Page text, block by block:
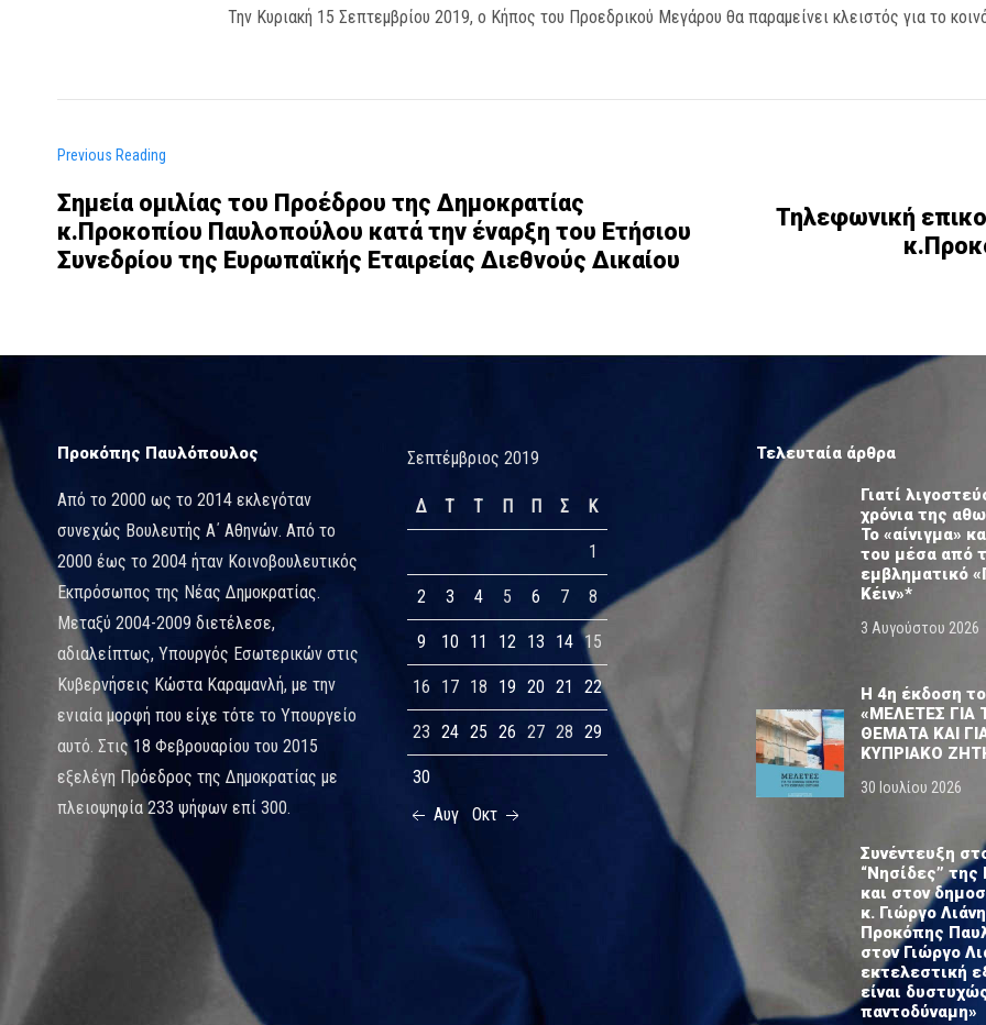
Την Κυριακή 15 Σεπτεμβρίου 2019, ο Κήπος του Προεδρικού Μεγάρου θα παραμείνει κλειστός για το
Previous Reading
Σημεία ομιλίας του Προέδρου της Δημοκρατίας
κ.Προκοπίου Παυλοπούλου κατά την έναρξη του Ετήσιου
Συνεδρίου της Ευρωπαϊκής Εταιρείας Διεθνούς Δικαίου
Τηλεφωνική
Προκόπης Παυλόπουλος
Από το 2000 ως το 2014 εκλεγόταν
συνεχώς Βουλευτής Α΄ Αθηνών. Από το
2000 έως το 2004 ήταν Κοινοβουλευτικός
Εκπρόσωπος της Νέας Δημοκρατίας.
Μεταξύ 2004-2009 διετέλεσε,
αδιαλείπτως, Υπουργός Εσωτερικών στις
Κυβερνήσεις Κώστα Καραμανλή, με την
ενιαία μορφή που είχε τότε το Υπουργείο
αυτό. Στις 18 Φεβρουαρίου του 2015
εξελέγη Πρόεδρος της Δημοκρατίας με
πλειοψηφία 233 ψήφων επί 300.
Σεπτέμβριος 2019
Δ Τ Τ Π Π Σ Κ
1
2 3 4 5 6 7 8
9 10 11 12 13 14 15
16 17 18 19 20 21 22
23 24 25 26 27 28 29
30
Αυγ
Οκτ
Τελευταία άρθρα
Γιατί
χρόνια της
Το «αίνιγμα»
του μέσα από
εμβληματικό
Κέιν»*
3 Αυγούστου 2026
Η 4η έκδοση
«ΜΕΛΕΤΕΣ ΓΙΑ
ΘΕΜΑΤΑ ΚΑΙ
ΚΥΠΡΙΑΚΟ
30 Ιουλίου 2026
Συνέντευξη
“Νησίδες”
και στον
κ. Γιώργο
Προκόπης
στον Γιώργο
εκτελεστική
είναι
παντοδύναμη»